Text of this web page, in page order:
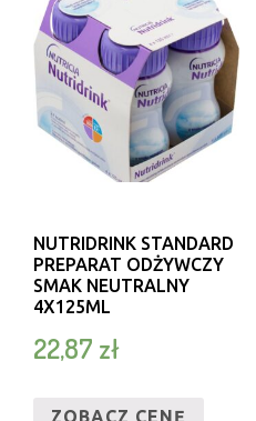
NUTRIDRINK STANDARD
PREPARAT ODŻYWCZY
SMAK NEUTRALNY
4X125ML
22,87 zł